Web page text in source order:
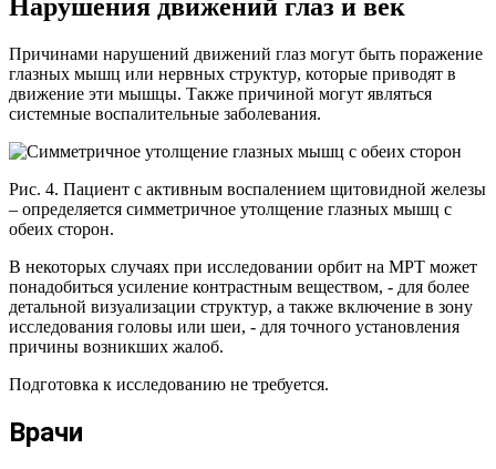
Нарушения движений глаз и век
Причинами нарушений движений глаз могут быть поражение
глазных мышц или нервных структур, которые приводят в
движение эти мышцы. Также причиной могут являться
системные воспалительные заболевания.
Рис. 4. Пациент с активным воспалением щитовидной железы
– определяется симметричное утолщение глазных мышц с
обеих сторон.
В некоторых случаях при исследовании орбит на МРТ может
понадобиться усиление контрастным веществом, - для более
детальной визуализации структур, а также включение в зону
исследования головы или шеи, - для точного установления
причины возникших жалоб.
Подготовка к исследованию не требуется.
Врачи